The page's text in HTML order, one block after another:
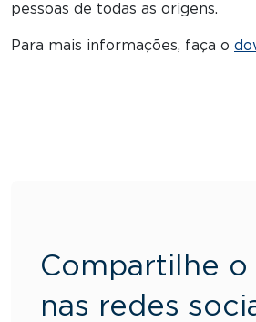
pessoas de todas as origens.
Para mais informações, faça o
Compartilhe o
nas redes